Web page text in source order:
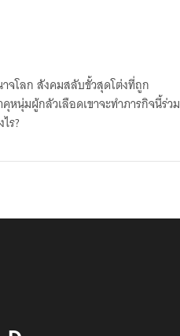
จโลก สังคมสลับขั้วสุดโต่งที่ถูก
หนุ่มผู้กลัวเลือดเขาจะทำภารกิจนี้ร่วม
ร?